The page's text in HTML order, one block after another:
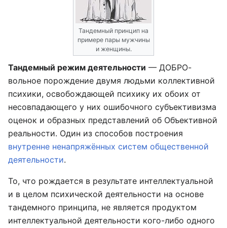
Тандемный принцип на
примере пары мужчины
и женщины.
Тандемный режим деятельности — ДОБРО-
вольное порождение двумя людьми коллективной
психики, освобождающей психику их обоих от
несовпадающего у них ошибочного субъективизма
оценок и образных представлений об Объективной
реальности. Один из способов построения
внутренне ненапряжённых систем общественной
деятельности.
То, что рождается в результате интеллектуальной
и в целом психической деятельности на основе
тандемного принципа, не является продуктом
интеллектуальной деятельности кого-либо одного